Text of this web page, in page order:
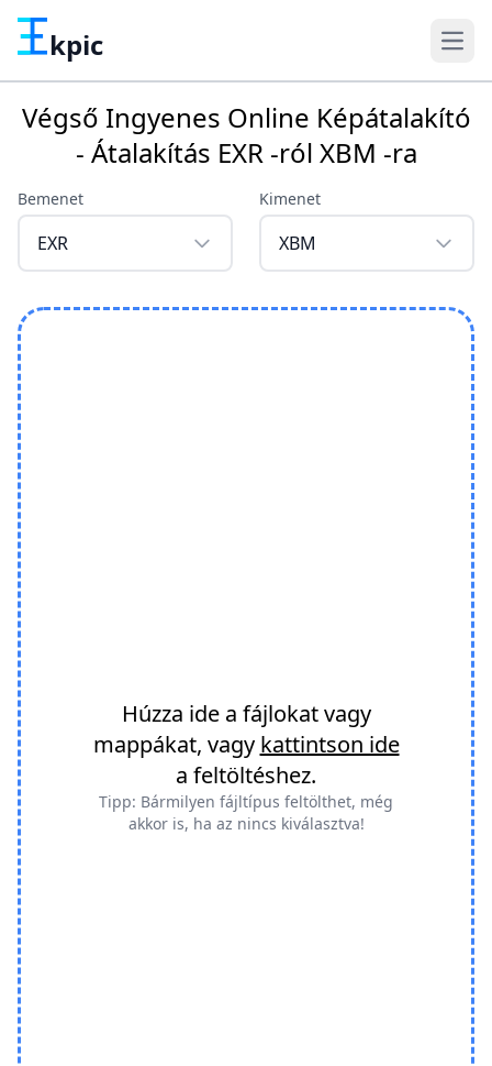
kpic
Végső Ingyenes Online Képátalakító
- Átalakítás EXR -ról XBM -ra
Bemenet
EXR
Kimenet
XBM
Húzza ide a fájlokat vagy
mappákat, vagy kattintson ide
a feltöltéshez.
Tipp: Bármilyen fájltípus feltölthet, még
akkor is, ha az nincs kiválasztva!